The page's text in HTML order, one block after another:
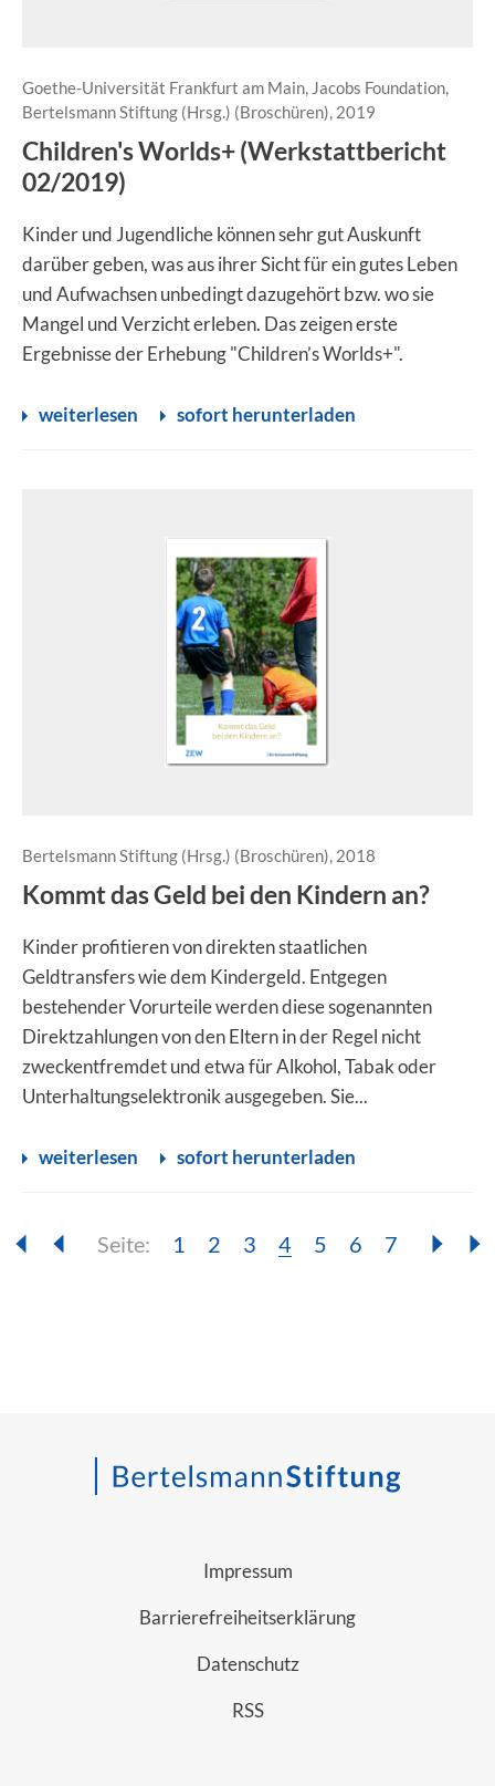
Goethe-Universität Frankfurt am Main, Jacobs Foundation,
Bertelsmann Stiftung (Hrsg.) (Broschüren), 2019
Children's Worlds+ (Werkstattbericht
02/2019)
Kinder und Jugendliche können sehr gut Auskunft
darüber geben, was aus ihrer Sicht für ein gutes Leben
und Aufwachsen unbedingt dazugehört bzw. wo sie
Mangel und Verzicht erleben. Das zeigen erste
Ergebnisse der Erhebung "Children’s Worlds+".
weiterlesen sofort herunterladen
Bertelsmann Stiftung (Hrsg.) (Broschüren), 2018
Kommt das Geld bei den Kindern an?
Kinder profitieren von direkten staatlichen
Geldtransfers wie dem Kindergeld. Entgegen
bestehender Vorurteile werden diese sogenannten
Direktzahlungen von den Eltern in der Regel nicht
zweckentfremdet und etwa für Alkohol, Tabak oder
Unterhaltungselektronik ausgegeben. Sie...
weiterlesen sofort herunterladen
Seite: Seite:
1 Seite:
2 Seite:
3 Seite:
4 Seite:
5 Seite:
6 Seite:
7
Impressum
Barrierefreiheitserklärung
Datenschutz
RSS